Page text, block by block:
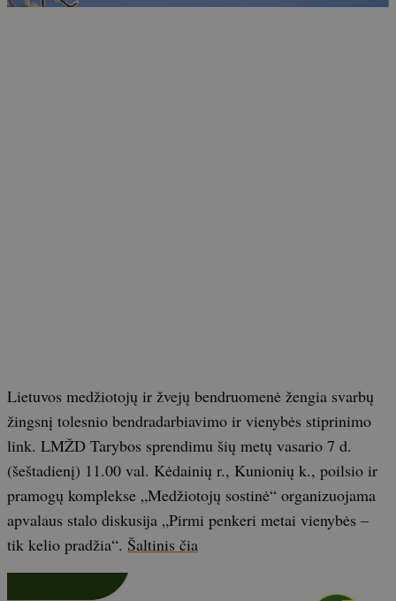
Lietuvos medžiotojų ir žvejų bendruomenė žengia svarbų
žingsnį tolesnio bendradarbiavimo ir vienybės stiprinimo
link. LMŽD Tarybos sprendimu šių metų vasario 7 d.
(šeštadienį) 11.00 val. Kėdainių r., Kunionių k., poilsio ir
pramogų komplekse „Medžiotojų sostinė“ organizuojama
apvalaus stalo diskusija „Pirmi penkeri metai vienybės –
tik kelio pradžia“. Šaltinis čia